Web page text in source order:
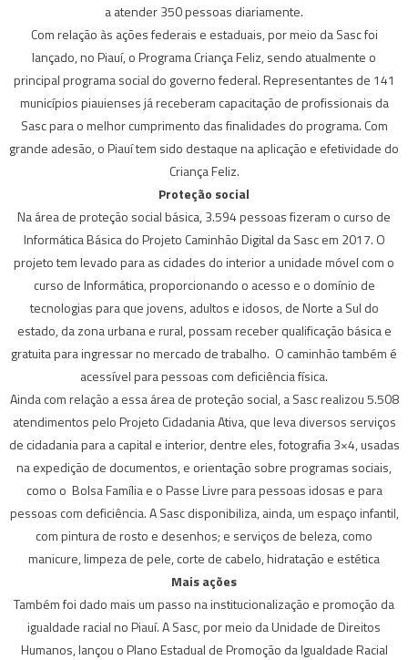
a atender 350 pessoas diariamente.
Com relação às ações federais e estaduais, por meio da Sasc foi
lançado, no Piauí, o Programa Criança Feliz, sendo atualmente o
principal programa social do governo federal. Representantes de 141
municípios piauienses já receberam capacitação de profissionais da
Sasc para o melhor cumprimento das finalidades do programa. Com
grande adesão, o Piauí tem sido destaque na aplicação e efetividade do
Criança Feliz.
Proteção social
Na área de proteção social básica, 3.594 pessoas fizeram o curso de
Informática Básica do Projeto Caminhão Digital da Sasc em 2017. O
projeto tem levado para as cidades do interior a unidade móvel com o
curso de Informática, proporcionando o acesso e o domínio de
tecnologias para que jovens, adultos e idosos, de Norte a Sul do
estado, da zona urbana e rural, possam receber qualificação básica e
gratuita para ingressar no mercado de trabalho. O caminhão também é
acessível para pessoas com deficiência física.
Ainda com relação a essa área de proteção social, a Sasc realizou 5.508
atendimentos pelo Projeto Cidadania Ativa, que leva diversos serviços
de cidadania para a capital e interior, dentre eles, fotografia 3×4, usadas
na expedição de documentos, e orientação sobre programas sociais,
como o Bolsa Família e o Passe Livre para pessoas idosas e para
pessoas com deficiência. A Sasc disponibiliza, ainda, um espaço infantil,
com pintura de rosto e desenhos; e serviços de beleza, como
manicure, limpeza de pele, corte de cabelo, hidratação e estética
Mais ações
Também foi dado mais um passo na institucionalização e promoção da
igualdade racial no Piauí. A Sasc, por meio da Unidade de Direitos
Humanos, lançou o Plano Estadual de Promoção da Igualdade Racial